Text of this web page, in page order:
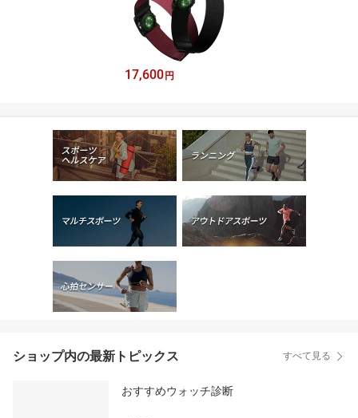
17,600円
ショップ内の最新トピックス すべて見る
おすすめウォッチ診断